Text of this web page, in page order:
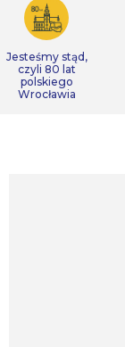
Jesteśmy stąd,
czyli 80 lat
polskiego
Wrocławia